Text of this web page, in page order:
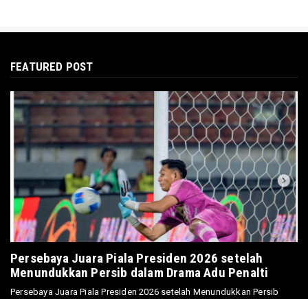
FEATURED POST
Persebaya Juara Piala Presiden 2026 setelah
Menundukkan Persib dalam Drama Adu Penalti
Persebaya Juara Piala Presiden 2026 setelah Menundukkan Persib